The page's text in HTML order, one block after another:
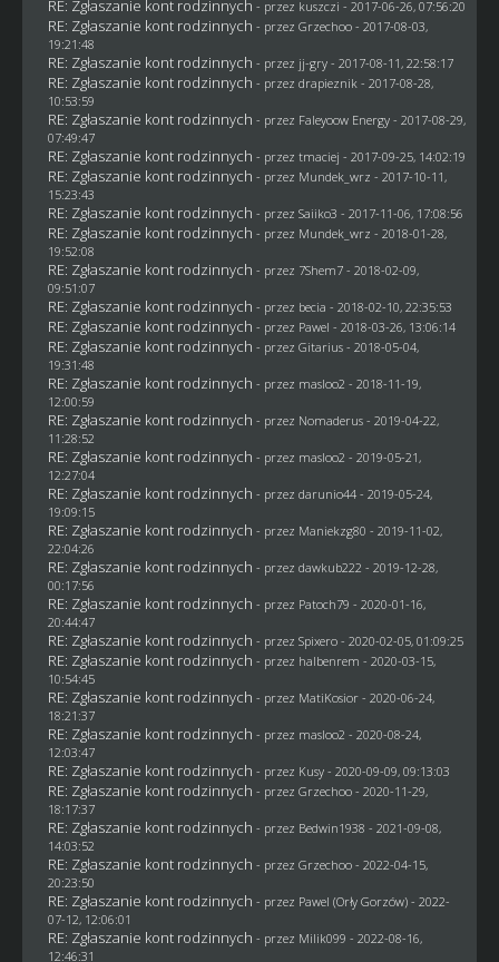
RE: Zgłaszanie kont rodzinnych - przez kuszczi - 2017-06-26, 07:56:20
RE: Zgłaszanie kont rodzinnych - przez Grzechoo- 2017-08-03,
19:21:48
RE: Zgłaszanie kont rodzinnych - przez jj-gry- 2017-08-11, 22:58:17
RE: Zgłaszanie kont rodzinnych - przez drapieznik- 2017-08-28,
10:53:59
RE: Zgłaszanie kont rodzinnych - przez Faleyoow Energy- 2017-08-29,
07:49:47
RE: Zgłaszanie kont rodzinnych - przez tmaciej - 2017-09-25, 14:02:19
RE: Zgłaszanie kont rodzinnych - przez Mundek_wrz - 2017-10-11,
15:23:43
RE: Zgłaszanie kont rodzinnych - przez Saiiko3 - 2017-11-06, 17:08:56
RE: Zgłaszanie kont rodzinnych - przez Mundek_wrz - 2018-01-28,
19:52:08
RE: Zgłaszanie kont rodzinnych - przez 7Shem7- 2018-02-09,
09:51:07
RE: Zgłaszanie kont rodzinnych - przez becia - 2018-02-10, 22:35:53
RE: Zgłaszanie kont rodzinnych - przez Pawel - 2018-03-26, 13:06:14
RE: Zgłaszanie kont rodzinnych - przez Gitarius- 2018-05-04,
19:31:48
RE: Zgłaszanie kont rodzinnych - przez masloo2 - 2018-11-19,
12:00:59
RE: Zgłaszanie kont rodzinnych - przez Nomaderus- 2019-04-22,
11:28:52
RE: Zgłaszanie kont rodzinnych - przez masloo2 - 2019-05-21,
12:27:04
RE: Zgłaszanie kont rodzinnych - przez darunio44- 2019-05-24,
19:09:15
RE: Zgłaszanie kont rodzinnych - przez Maniekzg80 - 2019-11-02,
22:04:26
RE: Zgłaszanie kont rodzinnych - przez dawkub222 - 2019-12-28,
00:17:56
RE: Zgłaszanie kont rodzinnych - przez Patoch79 - 2020-01-16,
20:44:47
RE: Zgłaszanie kont rodzinnych - przez Spixero- 2020-02-05, 01:09:25
RE: Zgłaszanie kont rodzinnych - przez halbenrem - 2020-03-15,
10:54:45
RE: Zgłaszanie kont rodzinnych - przez MatiKosior- 2020-06-24,
18:21:37
RE: Zgłaszanie kont rodzinnych - przez masloo2 - 2020-08-24,
12:03:47
RE: Zgłaszanie kont rodzinnych - przez Kusy- 2020-09-09, 09:13:03
RE: Zgłaszanie kont rodzinnych - przez Grzechoo- 2020-11-29,
18:17:37
RE: Zgłaszanie kont rodzinnych - przez Bedwin1938 - 2021-09-08,
14:03:52
RE: Zgłaszanie kont rodzinnych - przez Grzechoo- 2022-04-15,
20:23:50
RE: Zgłaszanie kont rodzinnych - przez Pawel (Orły Gorzów)- 2022-
07-12, 12:06:01
RE: Zgłaszanie kont rodzinnych - przez Milik099 - 2022-08-16,
12:46:31